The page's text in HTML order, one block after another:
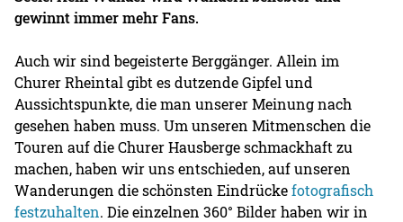
gewinnt immer mehr Fans.
Auch wir sind begeisterte Berggänger. Allein im
Churer Rheintal gibt es dutzende Gipfel und
Aussichtspunkte, die man unserer Meinung nach
gesehen haben muss. Um unseren Mitmenschen die
Touren auf die Churer Hausberge schmackhaft zu
machen, haben wir uns entschieden, auf unseren
Wanderungen die schönsten Eindrückefotografisch
festzuhalten. Die einzelnen 360° Bilder haben wir in